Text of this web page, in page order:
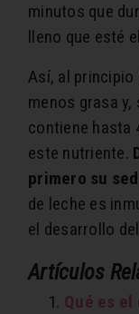
minutos que
lleno que esté
Así, al principio
menos grasa
contiene hasta
este nutriente.
primero su
de leche es
el desarrollo
Artículos
Qué es